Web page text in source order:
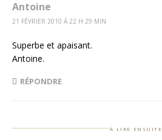
Antoine
21 FÉVRIER 2010 Á 22 H 29 MIN
Superbe et apaisant.
Antoine.
RÉPONDRE
à lire ensuite